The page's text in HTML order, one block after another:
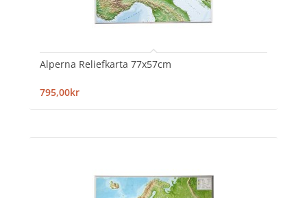
Alperna Reliefkarta 77x57cm
795,00kr